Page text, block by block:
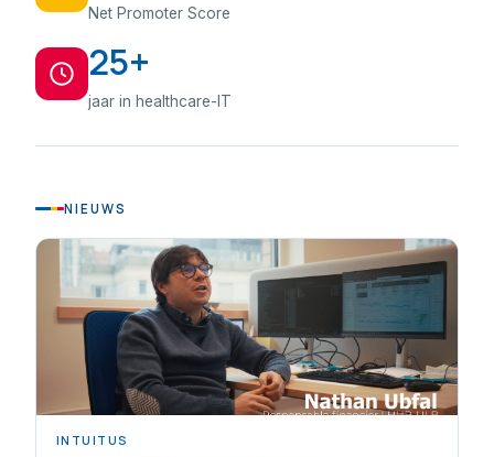
Net Promoter Score
25+
jaar in healthcare-IT
NIEUWS
INTUITUS